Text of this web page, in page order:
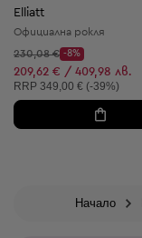
Elliatt
Официална рокля
Начална цена:
230,08 €
Discount Price:
-8%
Намалена цена:
209,62 € / 409,98 лв.
Препоръчителна цена:
RRP 349,00 € (-39%)
Начало